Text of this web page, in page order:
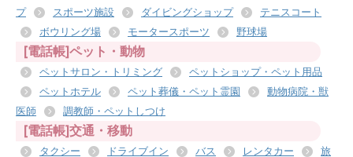
プ
スポーツ施設 ダイビングショップ
テニスコート
ボウリング場
モータースポーツ 野球場
[電話帳]ペット・動物
ペットサロン・トリミング
ペットショップ・ペット用品
ペットホテル
ペット葬儀・ペット霊園
動物病院・獣
医師
調教師・ペットしつけ
[電話帳]交通・移動
タクシー ドライブイン バス レンタカー
旅